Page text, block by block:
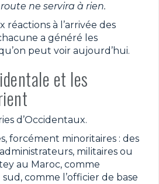
ne servira à rien.
réactions à l’arrivée des
a généré les
peut voir aujourd’hui.
et les
d’Occidentaux.
forcément minoritaires : des
militaires ou
au Maroc, comme
comme l’officier de base